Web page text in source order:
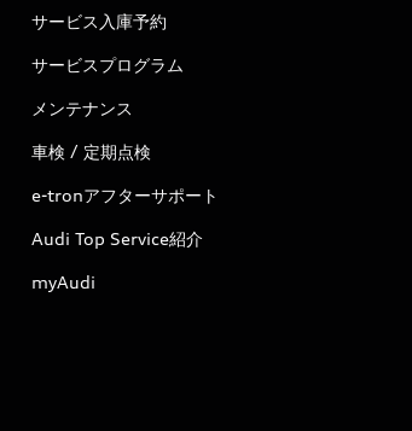
サービス入庫予約
サービスプログラム
メンテナンス
車検 / 定期点検
e-tronアフターサポート
Audi Top Service紹介
myAudi